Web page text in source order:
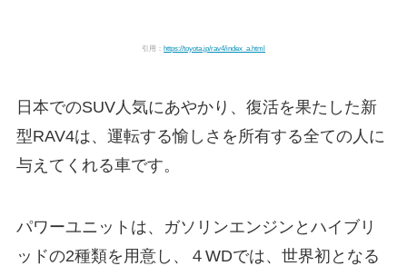
引用： https://toyota.jp/rav4/index_a.html
日本でのSUV人気にあやかり、復活を果たした新
型RAV4は、運転する愉しさを所有する全ての人に
与えてくれる車です。
パワーユニットは、ガソリンエンジンとハイブリ
ッドの2種類を用意し、４WDでは、世界初となる